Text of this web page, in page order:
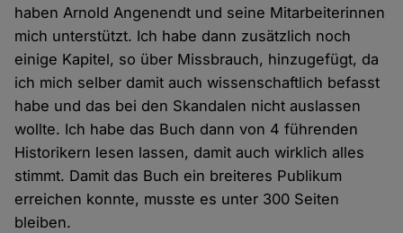
haben Arnold Angenendt und seine Mitarbeiterinnen
mich unterstützt. Ich habe dann zusätzlich noch
einige Kapitel, so über Missbrauch, hinzugefügt, da
ich mich selber damit auch wissenschaftlich befasst
habe und das bei den Skandalen nicht auslassen
wollte. Ich habe das Buch dann von 4 führenden
Historikern lesen lassen, damit auch wirklich alles
stimmt. Damit das Buch ein breiteres Publikum
erreichen konnte, musste es unter 300 Seiten
bleiben.